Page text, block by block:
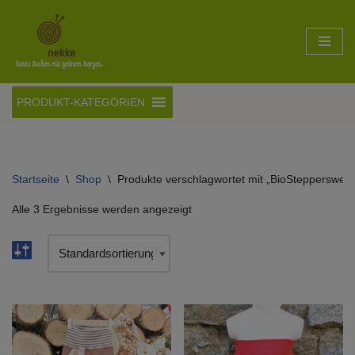
Inhalt
springen
PRODUKT-KATEGORIEN
Startseite \ Shop \ Produkte verschlagwortet mit
Alle 3 Ergebnisse werden angezeigt